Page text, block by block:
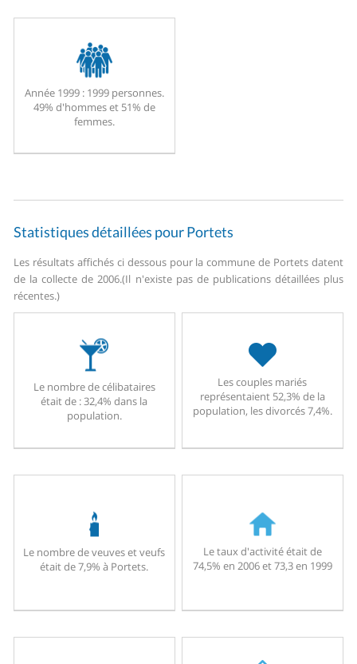
Année 1999 :1999 personnes.
49% d'hommes et 51% de
femmes.
Statistiques détaillées pour Portets
Les résultats affichés ci dessous pour la commune de Portets datent
de la collecte de 2006.(Il n'existe pas de publications détaillées plus
récentes.)
Le nombre de célibataires
était de : 32,4% dans la
population.
Les couples mariés
représentaient 52,3% de la
population, les divorcés 7,4%.
Le nombre de veuves et veufs
était de 7,9% à Portets.
Le taux d'activité était de
74,5% en 2006 et 73,3 en 1999